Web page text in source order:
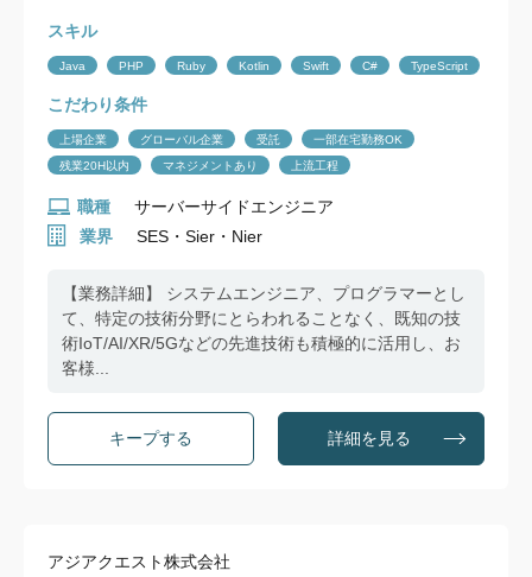
スキル
Java PHP Ruby Kotlin Swift C# TypeScript
こだわり条件
上場企業 グローバル企業 受託
一部在宅勤務OK
残業20H以内
マネジメントあり 上流工程
職種
サーバーサイドエンジニア
業界
SES・Sier・Nier
【業務詳細】 システムエンジニア、プログラマーとし
て、特定の技術分野にとらわれることなく、既知の技
術IoT/AI/XR/5Gなどの先進技術も積極的に活用し、お
客様...
詳細を見る
アジアクエスト株式会社